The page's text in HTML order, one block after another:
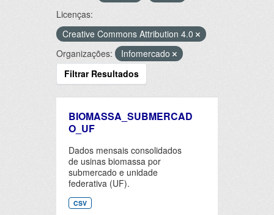
Licenças:
Creative Commons Attribution 4.0
Organizações:
Infomercado
Filtrar Resultados
BIOMASSA_SUBMERCAD
O_UF
Dados mensais consolidados
de usinas biomassa por
submercado e unidade
federativa (UF).
CSV